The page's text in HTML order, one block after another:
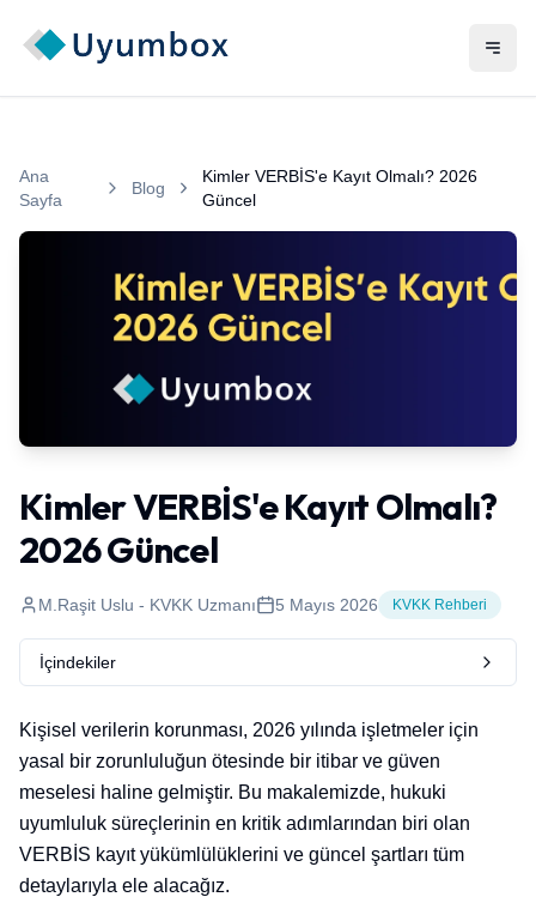
Ana
Sayfa
Blog
Kimler VERBİS'e Kayıt Olmalı? 2026
Güncel
Kimler VERBİS'e Kayıt Olmalı?
2026 Güncel
M.Raşit Uslu - KVKK Uzmanı 5 Mayıs 2026 KVKK Rehberi
İçindekiler
Kişisel verilerin korunması, 2026 yılında işletmeler için
yasal bir zorunluluğun ötesinde bir itibar ve güven
meselesi haline gelmiştir. Bu makalemizde, hukuki
uyumluluk süreçlerinin en kritik adımlarından biri olan
VERBİS kayıt yükümlülüklerini ve güncel şartları tüm
detaylarıyla ele alacağız.